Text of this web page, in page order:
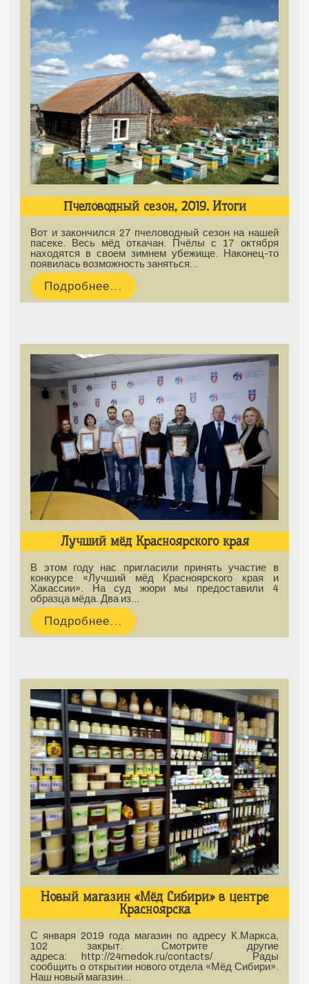
Пчеловодный сезон, 2019. Итоги
Вот и закончился 27 пчеловодный сезон на нашей
пасеке. Весь мёд откачан. Пчёлы с 17 октября
находятся в своем зимнем убежище. Наконец-то
появилась возможность заняться…
Подробнее...
Лучший мёд Красноярского края
В этом году нас пригласили принять участие в
конкурсе «Лучший мёд Красноярского края и
Хакассии». На суд жюри мы предоставили 4
образца мёда. Два из…
Подробнее...
Новый магазин «Мёд Сибири» в центре
Красноярска
С января 2019 года магазин по адресу К.Маркса,
102 закрыт. Смотрите другие
адреса: http://24medok.ru/contacts/ Рады
сообщить о открытии нового отдела «Мёд Сибири».
Наш новый магазин…